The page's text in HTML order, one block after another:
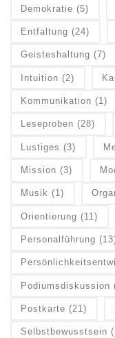
Demokratie (5)
Entfaltung (24)
Geisteshaltung (7)
Intuition (2)
Kommunikation (1)
Leseproben (28)
Lustiges (3)
Mission (3)
Musik (1)
Orientierung (11)
Personalführung
Podiumsdiskussion
Postkarte (21)
Selbstbewusstsein